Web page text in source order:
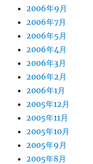
2006年9月
2006年7月
2006年5月
2006年4月
2006年3月
2006年2月
2006年1月
2005年12月
2005年11月
2005年10月
2005年9月
2005年8月